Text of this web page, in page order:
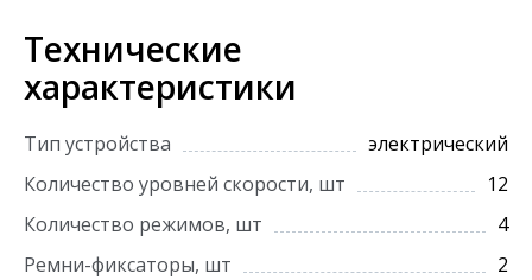
Технические
характеристики
Тип устройства
электрический
Количество уровней скорости, шт
12
Количество режимов, шт
4
Ремни-фиксаторы, шт
2